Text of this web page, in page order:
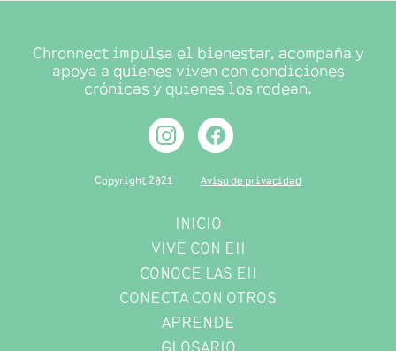
Chronnect impulsa el bienestar, acompaña y
apoya a quienes viven con condiciones
crónicas y quienes los rodean.
Copyright 2021 Aviso de privacidad
INICIO
VIVE CON EII
CONOCE LAS EII
CONECTA CON OTROS
APRENDE
GLOSARIO